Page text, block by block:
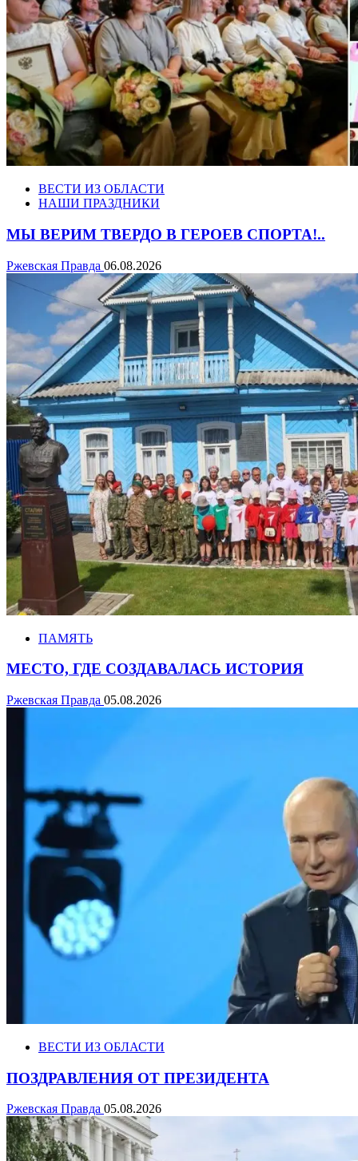
ВЕСТИ ИЗ ОБЛАСТИ
НАШИ ПРАЗДНИКИ
МЫ ВЕРИМ ТВЕРДО В ГЕРОЕВ СПОРТА!..
Ржевская Правда 06.08.2026
ПАМЯТЬ
МЕСТО, ГДЕ СОЗДАВАЛАСЬ ИСТОРИЯ
Ржевская Правда 05.08.2026
ВЕСТИ ИЗ ОБЛАСТИ
ПОЗДРАВЛЕНИЯ ОТ ПРЕЗИДЕНТА
Ржевская Правда 05.08.2026